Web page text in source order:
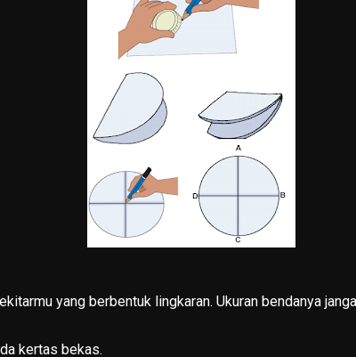
yang berbentuk lingkaran. Ukuran bendanya
kertas bekas.